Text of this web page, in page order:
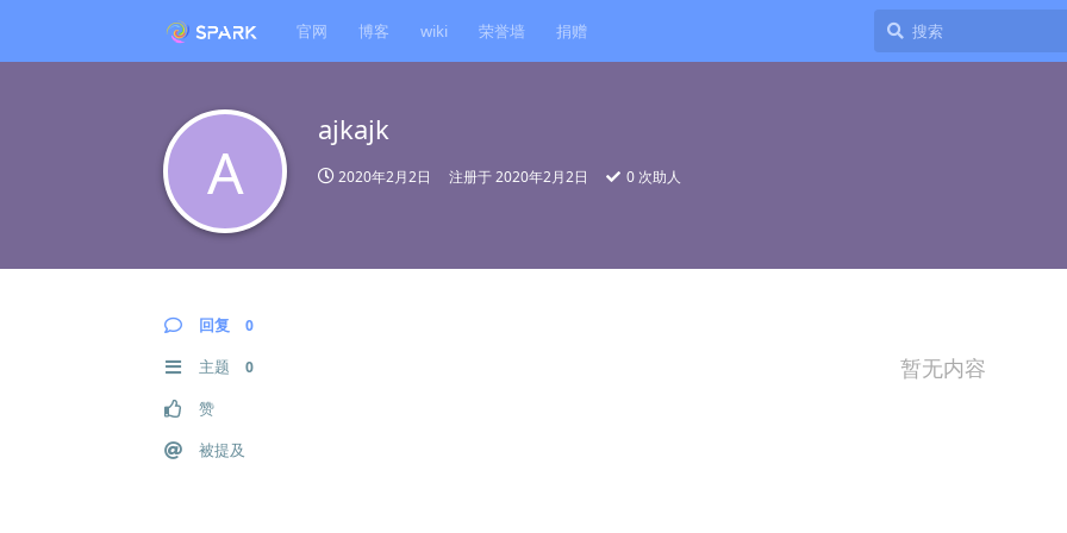
官网 博客 wiki 荣誉墙 捐赠
A
ajkajk
2020年2月2日 注册于2020年2月2日 0 次助人
回复 0
主题 0
赞
被提及
暂无内容